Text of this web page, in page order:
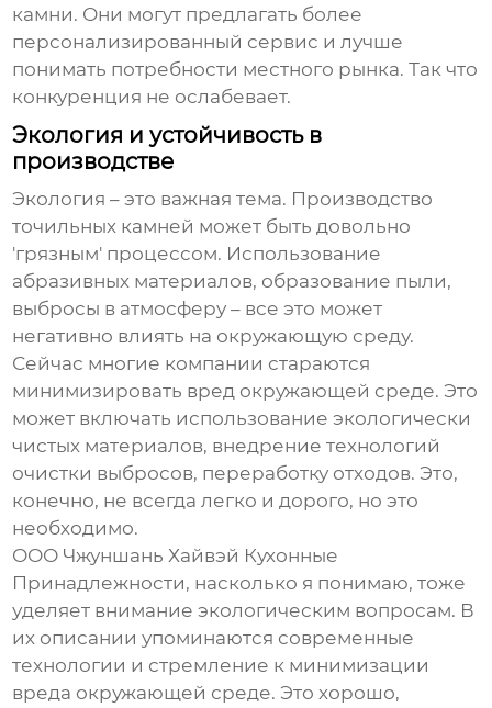
камни. Они могут предлагать более
персонализированный сервис и лучше
понимать потребности местного рынка. Так что
конкуренция не ослабевает.
Экология и устойчивость в
производстве
Экология – это важная тема. Производство
точильных камней может быть довольно
'грязным' процессом. Использование
абразивных материалов, образование пыли,
выбросы в атмосферу – все это может
негативно влиять на окружающую среду.
Сейчас многие компании стараются
минимизировать вред окружающей среде. Это
может включать использование экологически
чистых материалов, внедрение технологий
очистки выбросов, переработку отходов. Это,
конечно, не всегда легко и дорого, но это
необходимо.
ООО Чжуншань Хайвэй Кухонные
Принадлежности, насколько я понимаю, тоже
уделяет внимание экологическим вопросам. В
их описании упоминаются современные
технологии и стремление к минимизации
вреда окружающей среде. Это хорошо,